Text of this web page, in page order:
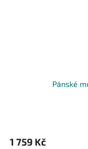
Pánské
1 759 Kč